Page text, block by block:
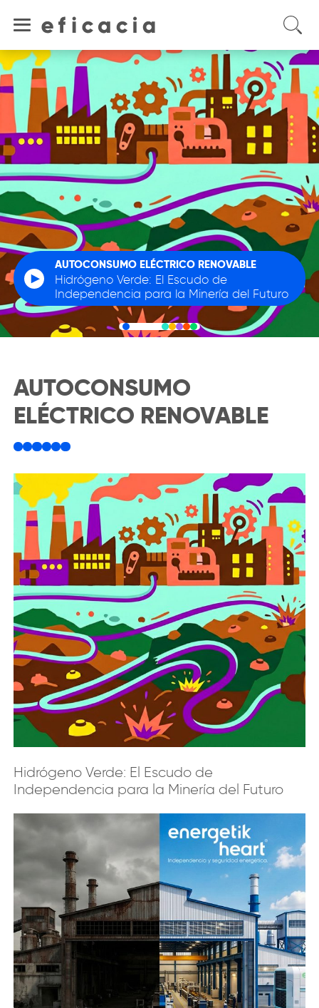
EFICIENCIA ENERGÉTICA
La Paradoja Energética: ¿Por qué el
capital huye cuando más lo necesitamos?
AUTOCONSUMO
ELÉCTRICO RENOVABLE
Hidrógeno Verde: El Escudo de
Independencia para la Minería del Futuro